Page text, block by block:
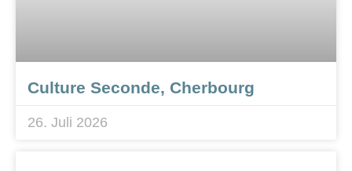
Culture Seconde, Cherbourg
26. Juli 2026